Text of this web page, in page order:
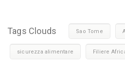
Tags Clouds Sao Tome
sicurezza alimentare Filiere